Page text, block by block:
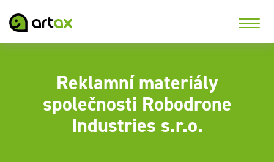
Reklamní materiály
společnosti Robodrone
Industries s.r.o.